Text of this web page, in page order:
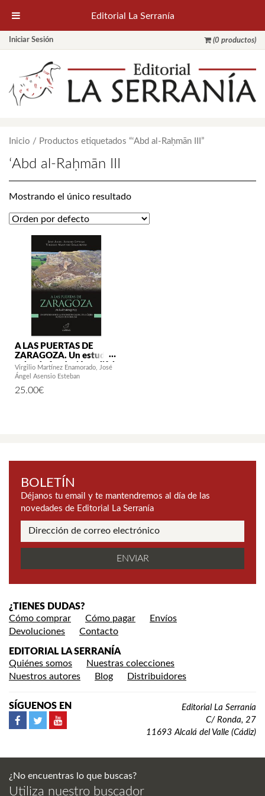
Iniciar Sesión (0 productos)
Inicio / Productos etiquetados “ʻAbd al-Raḥmān III”
ʻAbd al-Raḥmān III
Mostrando el único resultado
A LAS PUERTAS DE
ZARAGOZA. Un estudio
sobre la fundación califal
de Al-Yazira (Cabezo de
Virgilio Martínez Enamorado
José
Ángel Asensio Esteban
25.00€
BOLETÍN
Déjanos tu email y te mantendremos al día de las
novedades de Editorial La Serranía
¿TIENES DUDAS?
Cómo comprar
Cómo pagar
Envíos
Devoluciones
Contacto
EDITORIAL LA SERRANÍA
Quiénes somos
Nuestras colecciones
Nuestros autores
Blog Distribuidores
SÍGUENOS EN
Editorial La Serranía
C/ Ronda, 27
11693 Alcalá del Valle (Cádiz)
¿No encuentras lo que buscas?
Utiliza nuestro buscador
Editorial La Serranía